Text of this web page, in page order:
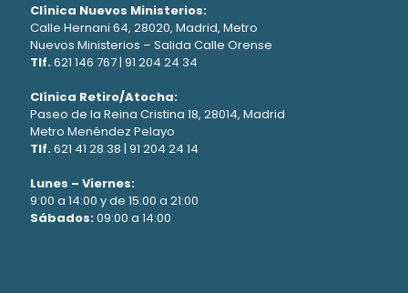
Clínica Nuevos Ministerios:
Calle Hernani 64, 28020, Madrid, Metro
Nuevos Ministerios – Salida Calle Orense
Tlf.621 146 767| 91 204 24 34
Clínica Retiro/Atocha:
Paseo de la Reina Cristina 18, 28014, Madrid
Metro Menéndez Pelayo
Tlf.621 41 28 38 | 91 204 24 14
Lunes – Viernes:
9:00 a 14:00 y de 15:00 a 21:00
Sábados:09:00 a 14:00